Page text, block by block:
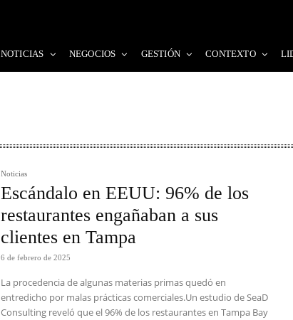
NOTICIAS NEGOCIOS GESTIÓN CONTEXTO
Noticias
Escándalo en EEUU: 96% de los
restaurantes engañaban a sus
clientes en Tampa
6 de febrero de 2025
La procedencia de algunas materias primas quedó en
entredicho por malas prácticas comerciales.Un estudio de SeaD
Consulting reveló que el 96% de los restaurantes en Tampa Bay